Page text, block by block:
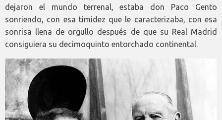
dejaron el mundo terrenal, estaba don Paco Gento
sonriendo, con esa timidez que le caracterizaba, con esa
sonrisa llena de orgullo después de que su Real Madrid
consiguiera su decimoquinto entorchado continental.